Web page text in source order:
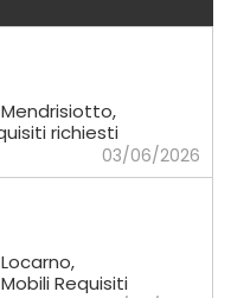
richiesti
-
- Capacità di
-
si rifanno
03/06/2026
Requisiti